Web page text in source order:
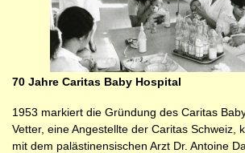
70 Jahre Caritas Baby Hospital
1953 markiert die Gründung des Caritas
Vetter, eine Angestellte der Caritas Schweiz,
mit dem palästinensischen Arzt Dr. Antoine